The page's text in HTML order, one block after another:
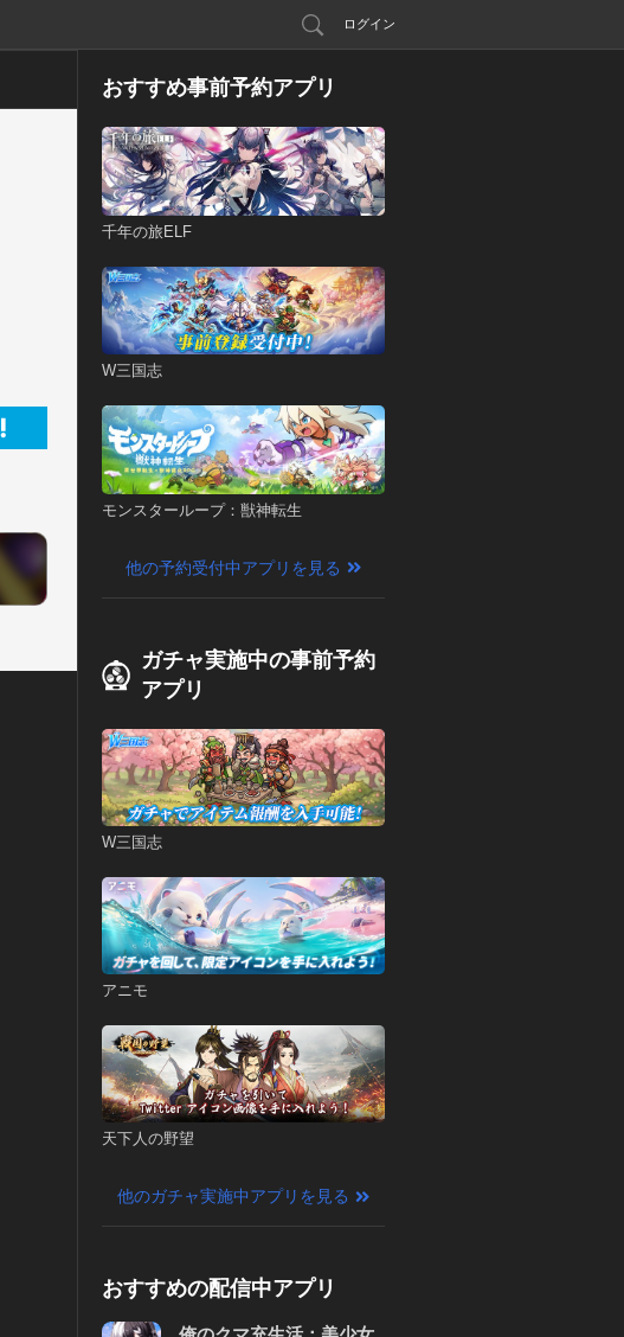
ログイン
おすすめ事前予約アプリ
千年の旅ELF
W三国志
モンスターループ：獣神転生
他の予約受付中アプリを見る
ガチャ実施中の事前予約
アプリ
W三国志
アニモ
天下人の野望
他のガチャ実施中アプリを見る
おすすめの配信中アプリ